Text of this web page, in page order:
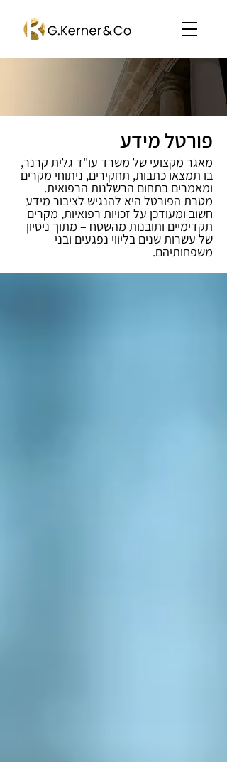
פורטל מידע
מאגר מקצועי של משרד עו"ד גלית קרנר,
בו תמצאו כתבות, תחקירים, ניתוחי מקרים
ומאמרים בתחום הרשלנות הרפואית.
מטרת הפורטל היא להנגיש לציבור מידע
חשוב ומעודכן על זכויות רפואיות, מקרים
תקדימיים ותובנות מהשטח – מתוך ניסיון
של עשרות שנים בליווי נפגעים ובני
משפחותיהם.